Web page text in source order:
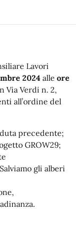
Lavori
2024alle ore
Via Verdi n. 2,
all’ordine del
precedente;
GROW29;
gli alberi